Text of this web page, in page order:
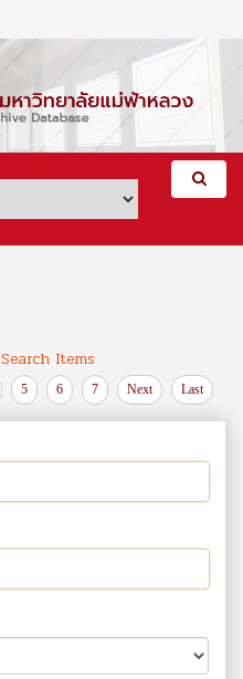
Search Items
5 6 7 Next Last